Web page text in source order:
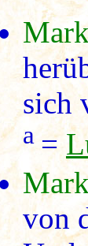
sich
a =
von